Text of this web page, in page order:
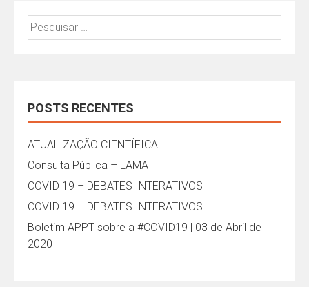
Pesquisar
por:
POSTS RECENTES
ATUALIZAÇÃO CIENTÍFICA
Consulta Pública – LAMA
COVID 19 – DEBATES INTERATIVOS
COVID 19 – DEBATES INTERATIVOS
Boletim APPT sobre a #COVID19 | 03 de Abril de
2020